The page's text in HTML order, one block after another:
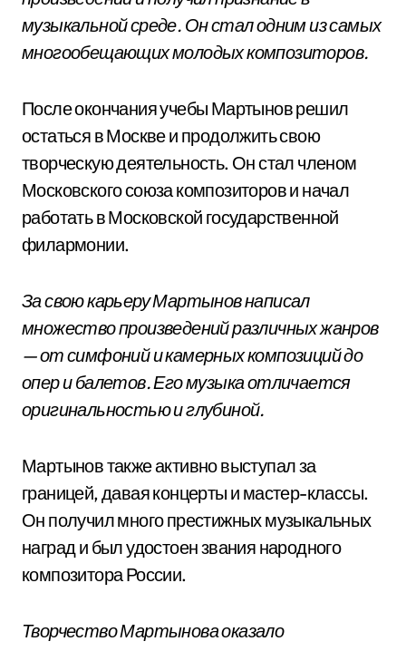
музыкальной среде. Он стал одним из самых
многообещающих молодых композиторов.
После окончания учебы Мартынов решил
остаться в Москве и продолжить свою
творческую деятельность. Он стал членом
Московского союза композиторов и начал
работать в Московской государственной
филармонии.
За свою карьеру Мартынов написал
множество произведений различных жанров
— от симфоний и камерных композиций до
опер и балетов. Его музыка отличается
оригинальностью и глубиной.
Мартынов также активно выступал за
границей, давая концерты и мастер-классы.
Он получил много престижных музыкальных
наград и был удостоен звания народного
композитора России.
Творчество Мартынова оказало